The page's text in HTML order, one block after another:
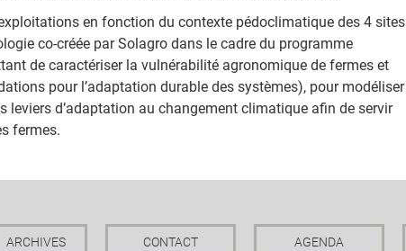
en fonction du contexte pédoclimatique des 4 sites
co-créée par Solagro dans le cadre du programme
de caractériser la vulnérabilité agronomique de fermes et
pour l’adaptation durable des systèmes), pour modéliser
leviers d’adaptation au changement climatique afin de servir
fermes.
ARCHIVES CONTACT AGENDA